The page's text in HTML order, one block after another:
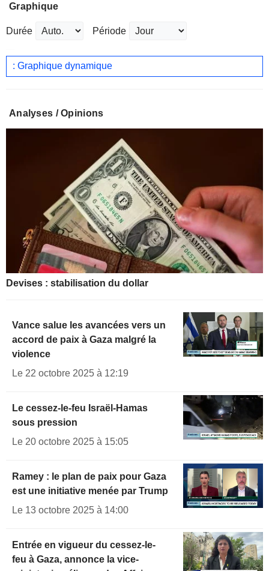
Graphique
Durée Période
: Graphique dynamique
Analyses / Opinions
Devises : stabilisation du dollar
Vance salue les avancées vers un
accord de paix à Gaza malgré la
violence
Le 22 octobre 2025 à 12:19
Le cessez-le-feu Israël-Hamas
sous pression
Le 20 octobre 2025 à 15:05
Ramey : le plan de paix pour Gaza
est une initiative menée par Trump
Le 13 octobre 2025 à 14:00
Entrée en vigueur du cessez-le-
feu à Gaza, annonce la vice-